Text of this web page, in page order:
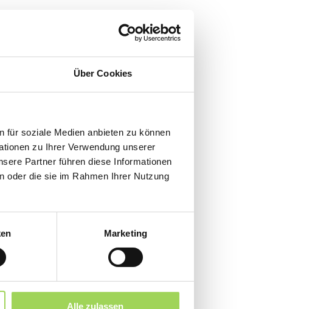
Über Cookies
für soziale Medien anbieten zu können
zu Ihrer Verwendung unserer
Partner führen diese Informationen
oder die sie im Rahmen Ihrer Nutzung
Marketing
Alle zulassen